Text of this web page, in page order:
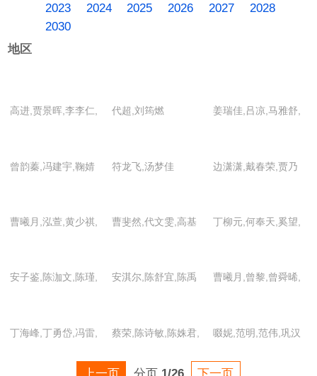
2023
2024 2025 2026 2027
2028
2030
地区
高进,贾景晖,李李仁,
代超,刘筠燃
姜瑞佳,吕凉,马雅舒,
晓光
曾韵蓁,冯建宇,鞠婧
符龙飞,汤梦佳
边潇潇,戴春荣,贾乃
曹曦月,泓萱,黄少祺,
迎,朱杰
曹斐然,代文雯,高基
丁柳元,何奉天,奚望,
安子鉴,陈泇文,陈瑾,
桀,黄世超,李金哲,李
安淇尔,陈舒宜,陈禹
李淏东,李俊豪,梁哲,
曹曦月,曾黎,曾舜晞,
韩昊霖,贺刚,黑子,纪
丁海峰,丁勇岱,冯雷,
建义,李乃文,刘威葳,
蔡荣,陈诗敏,陈姝君,
濛,熊梓淇,于美红,虞
啜妮,范明,范伟,巩汉
柯蓝,李勤勤,梁冠华,